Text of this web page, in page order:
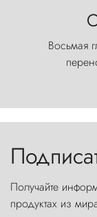
Восьмая
Торрес-
Получайте
продуктах из